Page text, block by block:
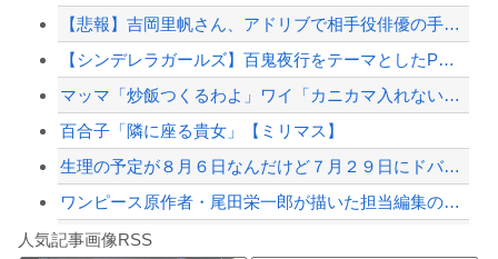
大日本帝国陸軍「侵攻できたとして、食糧どうすんだよ」大本営「現地調達」陸軍「え？...
【配信者】「金バエ」のSNS更新が1週間途絶え、様々な憶測が飛び交う。1週間ぶり...
【緊急速報】NYで警官が黒人男性の首を絞め、暴動第二波不可避へ
Powered by livedoor 相互RSS
【悲報】吉岡里帆さん、アドリブで相手役俳優の手を取りお胸に押し当てる（※画像あり...
【シンデレラガールズ】百鬼夜行をテーマとしたPOP UP SHOPが東京・大阪に...
マッマ「炒飯つくるわよ」ワイ「カニカマ入れないで💢」
百合子「隣に座る貴女」【ミリマス】
生理の予定が８月６日なんだけど７月２９日にドバッと鮮血でたから生理かな？って思っ...
ワンピース原作者・尾田栄一郎が描いた担当編集の似顔絵「ムダに東大卒」
人気記事画像RSS